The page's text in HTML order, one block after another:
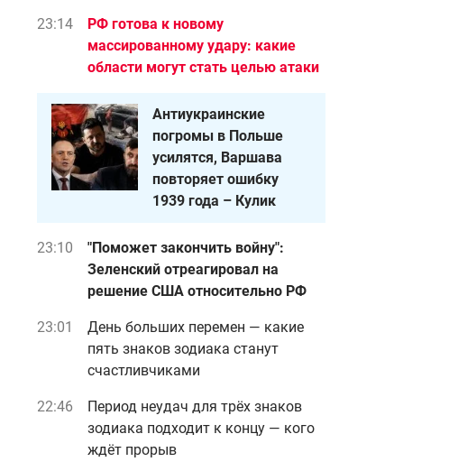
23:14
РФ готова к новому
массированному удару: какие
области могут стать целью атаки
Антиукраинские
погромы в Польше
усилятся, Варшава
повторяет ошибку
1939 года – Кулик
23:10
"Поможет закончить войну":
Зеленский отреагировал на
решение США относительно РФ
23:01
День больших перемен — какие
пять знаков зодиака станут
счастливчиками
22:46
Период неудач для трёх знаков
зодиака подходит к концу — кого
ждёт прорыв